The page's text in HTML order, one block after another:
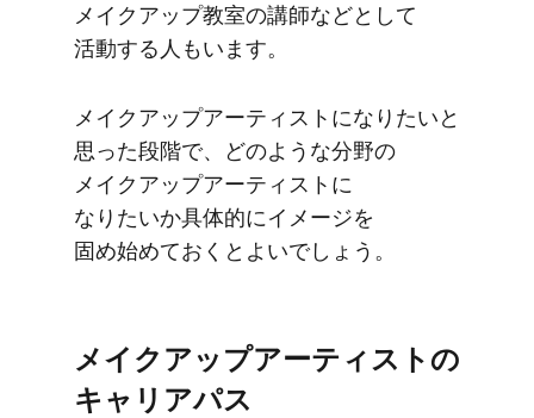
メイクアップ教室の​講師などと​して​
活動する​人もいます。
メイクアップアーティストに​なりたいと​
思った​段階で、​どのような​分野の​
メイクアップアーティストに​
なりたいか具体的に​イメージを​
固め始めて​おくと​よいでしょう。
メイクアップアーティストの​
キャリアパス